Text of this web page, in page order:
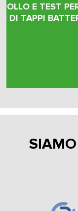
LINEA A
TEST PER